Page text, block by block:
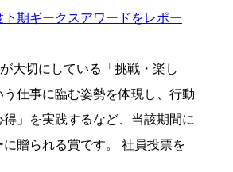
下期ギークスアワードをレポー
大切にしている「挑戦・楽し
仕事に臨む姿勢を体現し、行動
」を実践するなど、当該期間に
贈られる賞です。 社員投票を